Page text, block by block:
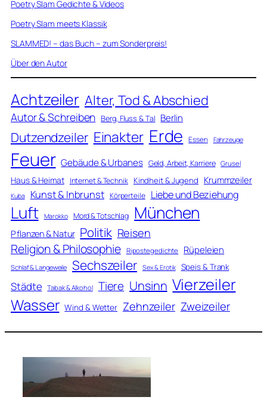
Poetry Slam Gedichte & Videos
Poetry Slam meets Klassik
SLAMMED! – das Buch – zum Sonderpreis!
Über den Autor
Achtzeiler Alter, Tod & Abschied
Autor & Schreiben Berg, Fluss & Tal Berlin
Dutzendzeiler Einakter Erde Essen Fahrzeuge
Feuer Gebäude & Urbanes Geld, Arbeit, Karriere Grusel
Haus & Heimat Internet & Technik Kindheit & Jugend Krummzeiler
Kuba Kunst & Inbrunst Körperteile Liebe und Beziehung
Luft Marokko Mord & Totschlag München
Pflanzen & Natur Politik Reisen
Religion & Philosophie Ripostegedichte Rüpeleien
Schlaf & Langeweile Sechszeiler Sex & Erotik Speis & Trank
Städte Tabak & Alkohol Tiere Unsinn Vierzeiler
Wasser Wind & Wetter Zehnzeiler Zweizeiler